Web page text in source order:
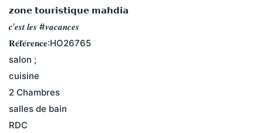
𝘇𝗼𝗻𝗲 𝘁𝗼𝘂𝗿𝗶𝘀𝘁𝗶𝗾𝘂𝗲 𝗺𝗮𝗵𝗱𝗶𝗮
𝒄’𝒆𝒔𝒕 𝒍𝒆𝒔 #𝒗𝒂𝒄𝒂𝒏𝒄𝒆𝒔
𝐑𝐞́𝐟𝐞́𝐫𝐞𝐧𝐜𝐞:HO26765
salon ;
cuisine
2 Chambres
salles de bain
RDC